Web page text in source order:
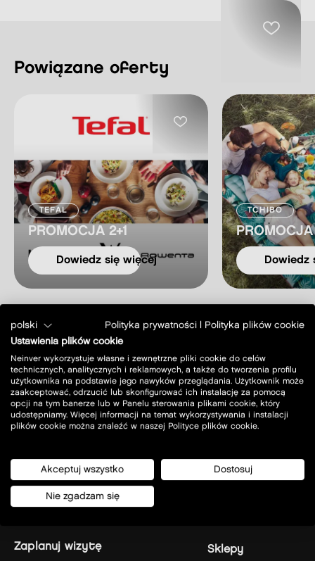
Powiązane oferty
TEFAL
PROMOCJA 2+1
dowiedz się więcej
TCHIBO
PROMOCJA
Prof. A. Rożańskiego 32
32-085 - Modlniczka
Dziś zamknięte
zobacz wszystkie godziny otwarcia
zaplanuj wizytę Sklepy
polski Polityka prywatności
Polityka plików cookie
Ustawienia plików cookie
Neinver wykorzystuje własne i zewnętrzne pliki cookie do celów
technicznych, analitycznych i reklamowych, a także do tworzenia profilu
użytkownika na podstawie jego nawyków przeglądania. Użytkownik może
zaakceptować, odrzucić lub skonfigurować ich instalację za pomocą
opcji na tym banerze lub w Panelu sterowania plikami cookie, który
udostępniamy. Więcej informacji na temat wykorzystywania i instalacji
plików cookie można znaleźć w naszej Polityce plików cookie.
Akceptuj wszystko Dostosuj
Nie zgadzam się